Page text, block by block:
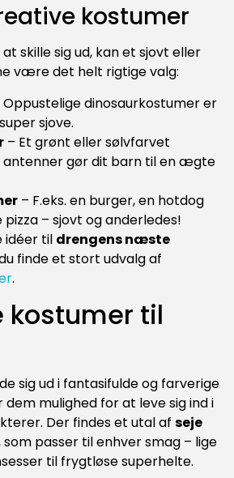
kostumer
skille sig ud, kan et sjovt eller
være det helt rigtige valg:
Oppustelige dinosaurkostumer er
sjove.
– Et grønt eller sølvfarvet
antenner gør dit barn til en ægte
– F.eks. en burger, en hotdog
– sjovt og anderledes!
idéer til drengens næste
finde et stort udvalg af
.
til
sig ud i fantasifulde og farverige
mulighed for at leve sig ind i
Der findes et utal af seje
som passer til enhver smag – lige
til frygtløse superhelte.